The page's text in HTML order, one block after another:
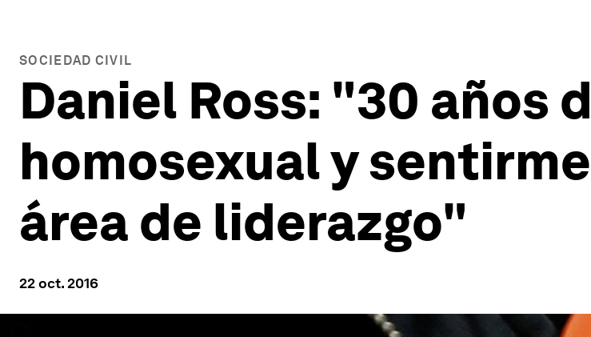
SOCIEDAD CIVIL
Daniel Ross: "30 años
homosexual y
área de liderazgo"
22 oct. 2016